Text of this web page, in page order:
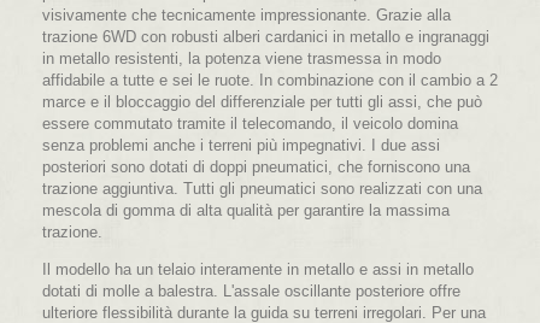
visivamente che tecnicamente impressionante. Grazie alla
trazione 6WD con robusti alberi cardanici in metallo e ingranaggi
in metallo resistenti, la potenza viene trasmessa in modo
affidabile a tutte e sei le ruote. In combinazione con il cambio a 2
marce e il bloccaggio del differenziale per tutti gli assi, che può
essere commutato tramite il telecomando, il veicolo domina
senza problemi anche i terreni più impegnativi. I due assi
posteriori sono dotati di doppi pneumatici, che forniscono una
trazione aggiuntiva. Tutti gli pneumatici sono realizzati con una
mescola di gomma di alta qualità per garantire la massima
trazione.
Il modello ha un telaio interamente in metallo e assi in metallo
dotati di molle a balestra. L'assale oscillante posteriore offre
ulteriore flessibilità durante la guida su terreni irregolari. Per una